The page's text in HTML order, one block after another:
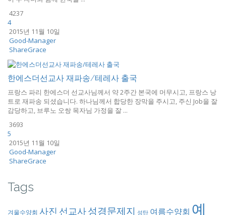
4237
4
2015년 11월 10일
Good-Manager
ShareGrace
한에스더선교사 재파송/테레사 출국
프랑스 파리 한에스더 선교사님께서 약 2주간 본국에 머무시고, 프랑스 낭
트로 재파송 되셨습니다. 하나님께서 합당한 장막을 주시고, 주신 Job을 잘
감당하고, 브루노 오쌍 목자님 가정을 잘 ...
3693
5
2015년 11월 10일
Good-Manager
ShareGrace
Tags
겨울수양회 사진 선교사성경문제지 성탄 여름수양회 예